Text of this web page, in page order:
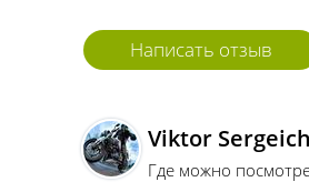
Написать отзыв
Viktor Sergeich
Где можно